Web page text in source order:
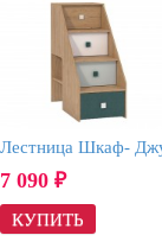
Лестница Шкаф-
7 090 ₽